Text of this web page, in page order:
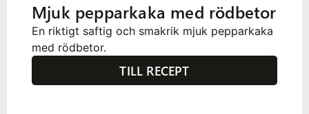
Mjuk pepparkaka med rödbetor
En riktigt saftig och smakrik mjuk pepparkaka
med rödbetor.
TILL RECEPT